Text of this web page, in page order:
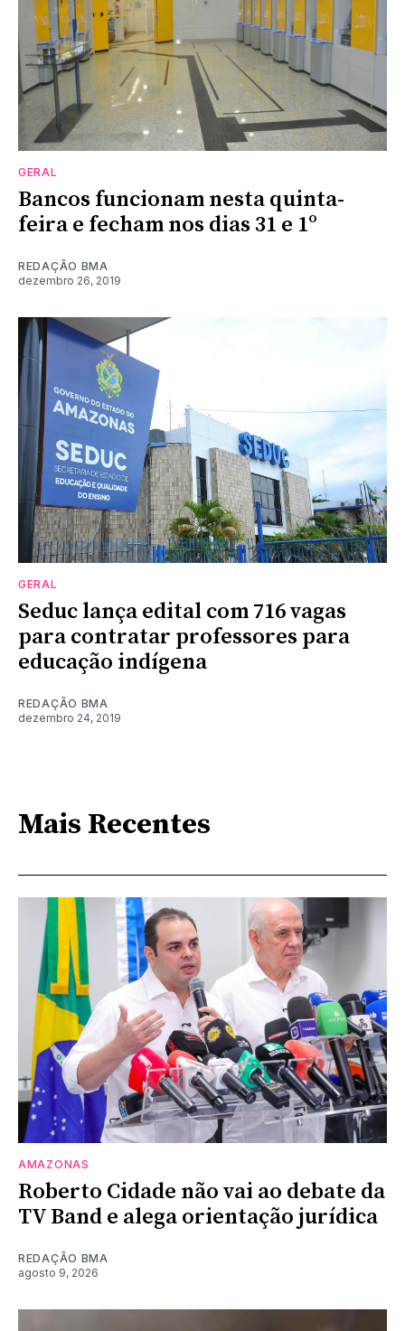
GERAL
Bancos funcionam nesta quinta-
feira e fecham nos dias 31 e 1º
REDAÇÃO BMA
dezembro 26, 2019
GERAL
Seduc lança edital com 716 vagas
para contratar professores para
educação indígena
REDAÇÃO BMA
dezembro 24, 2019
Mais Recentes
AMAZONAS
Roberto Cidade não vai ao debate da
TV Band e alega orientação jurídica
REDAÇÃO BMA
agosto 9, 2026